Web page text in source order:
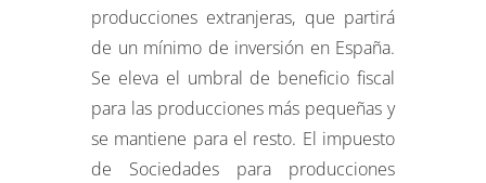
producciones extranjeras, que partirá
de un mínimo de inversión en España.
Se eleva el umbral de beneficio fiscal
para las producciones más pequeñas y
se mantiene para el resto. El impuesto
de Sociedades para producciones